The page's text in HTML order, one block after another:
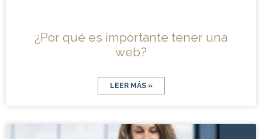
¿Por qué es importante tener una
web?
LEER MÁS »